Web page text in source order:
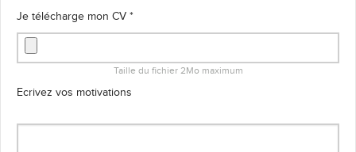
Je télécharge mon CV *
Taille du fichier 2Mo maximum
Ecrivez vos motivations